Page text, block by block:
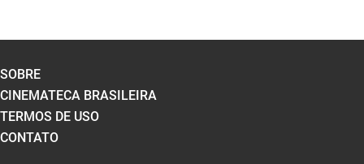
SOBRE
CINEMATECA BRASILEIRA
TERMOS DE USO
CONTATO